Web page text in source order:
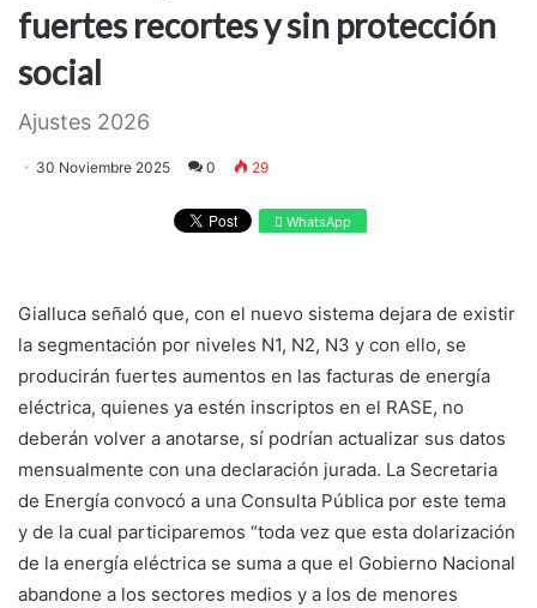
fuertes recortes y sin protección
social
Ajustes 2026
30 Noviembre 2025 0 29
WhatsApp
Gialluca señaló que, con el nuevo sistema dejara de existir
la segmentación por niveles N1, N2, N3 y con ello, se
producirán fuertes aumentos en las facturas de energía
eléctrica, quienes ya estén inscriptos en el RASE, no
deberán volver a anotarse, sí podrían actualizar sus datos
mensualmente con una declaración jurada. La Secretaria
de Energía convocó a una Consulta Pública por este tema
y de la cual participaremos “toda vez que esta dolarización
de la energía eléctrica se suma a que el Gobierno Nacional
abandone a los sectores medios y a los de menores